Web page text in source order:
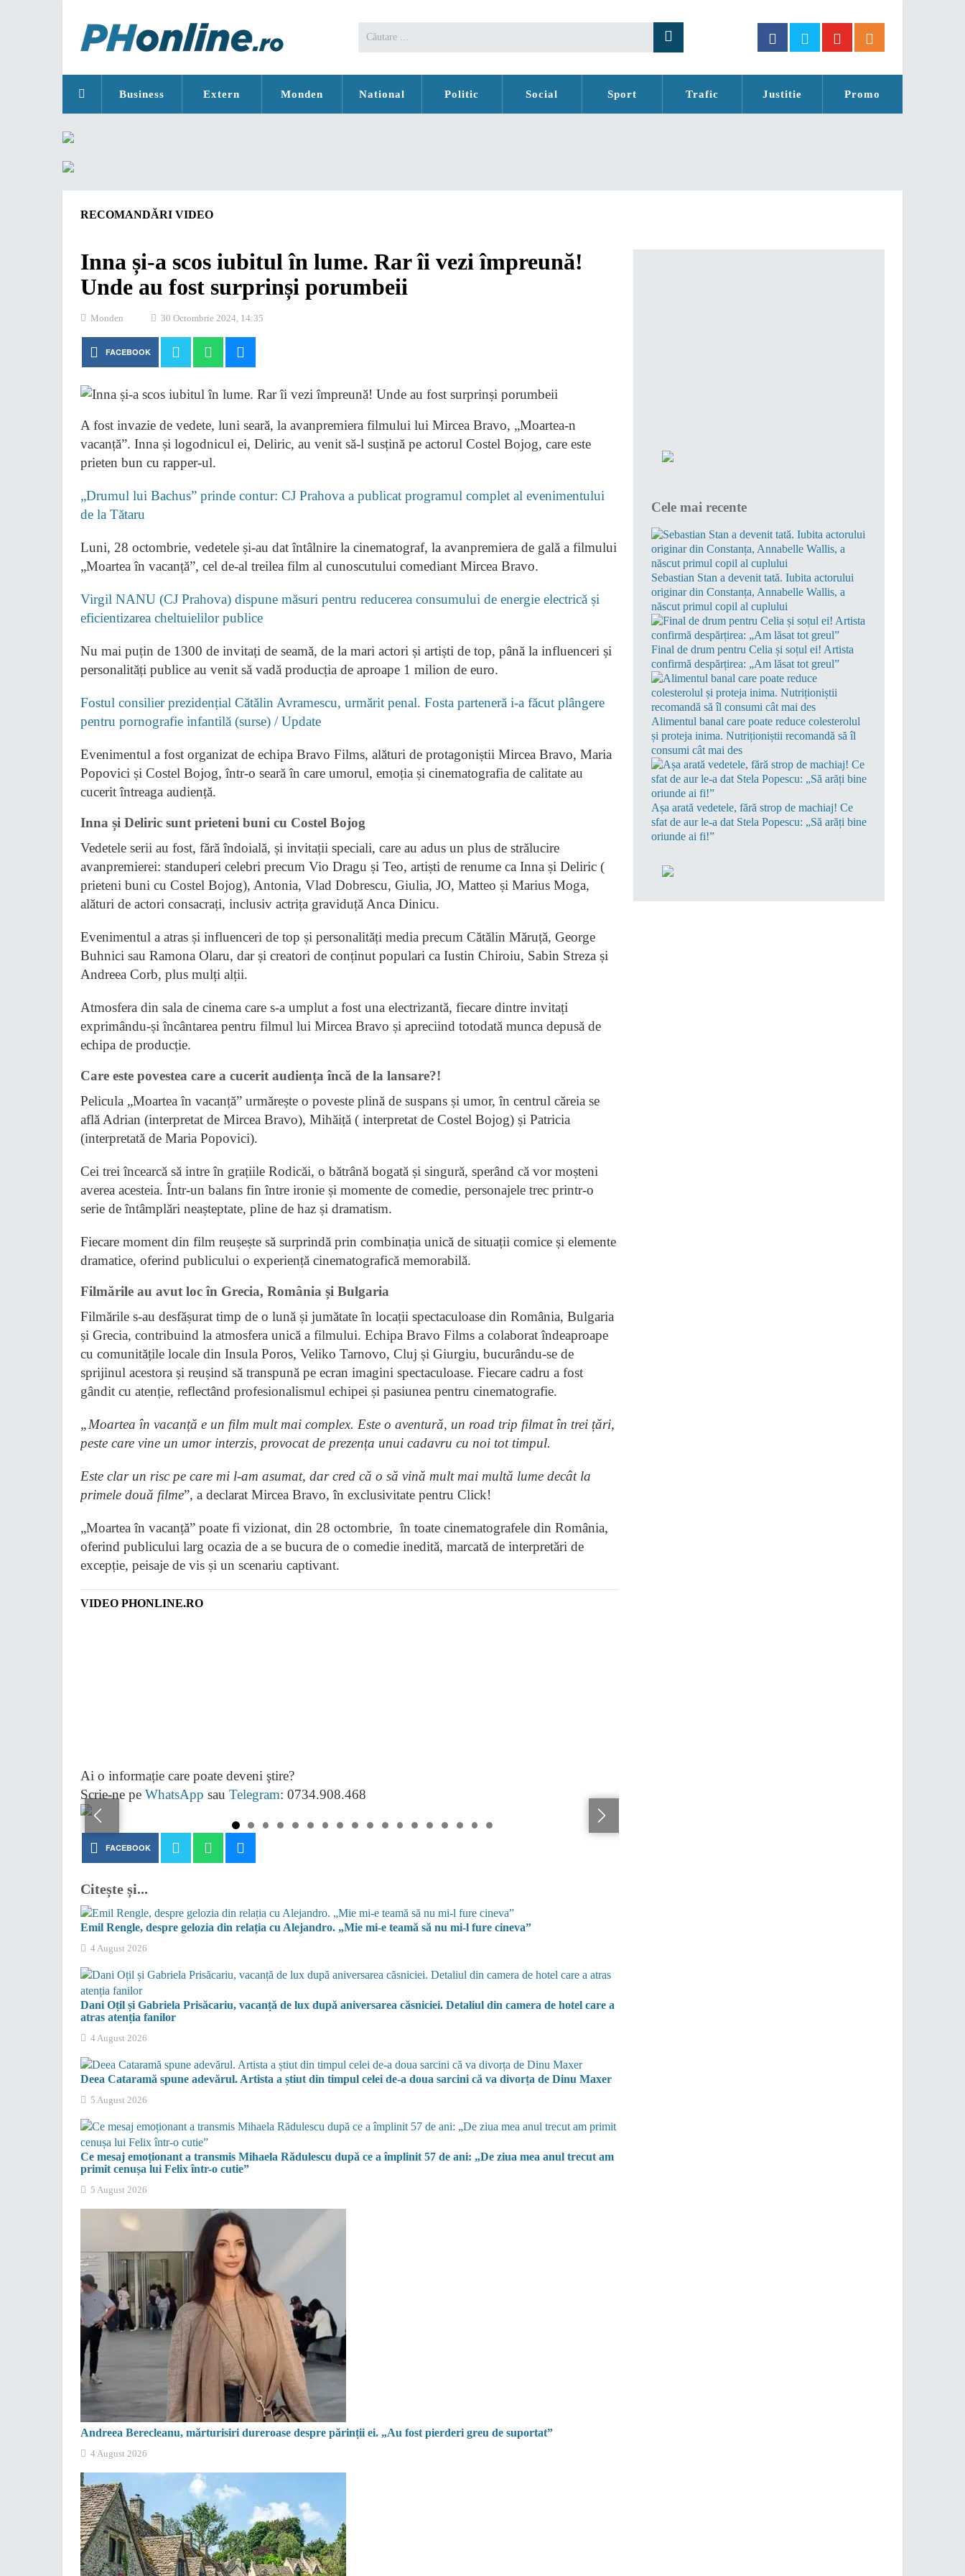
Business Extern Monden National Politic Social Sport Trafic Justitie Promo
RECOMANDĂRI VIDEO
Inna și-a scos iubitul în lume. Rar îi vezi împreună!
Unde au fost surprinși porumbeii
Monden 30 Octombrie 2024, 14:35
FACEBOOK
A fost invazie de vedete, luni seară, la avanpremiera filmului lui Mircea Bravo, „Moartea-n
vacanță”. Inna și logodnicul ei, Deliric, au venit să-l susțină pe actorul Costel Bojog, care este
prieten bun cu rapper-ul.
„Drumul lui Bachus” prinde contur: CJ Prahova a publicat programul complet al evenimentului
de la Tătaru
Luni, 28 octombrie, vedetele și-au dat întâlnire la cinematograf, la avanpremiera de gală a filmului
„Moartea în vacanță”, cel de-al treilea film al cunoscutului comediant Mircea Bravo.
Virgil NANU (CJ Prahova) dispune măsuri pentru reducerea consumului de energie electrică și
eficientizarea cheltuielilor publice
Nu mai puțin de 1300 de invitați de seamă, de la mari actori și artiști de top, până la influenceri și
personalități publice au venit să vadă producția de aproape 1 milion de euro.
Fostul consilier prezidențial Cătălin Avramescu, urmărit penal. Fosta parteneră i-a făcut plângere
pentru pornografie infantilă (surse) / Update
Evenimentul a fost organizat de echipa Bravo Films, alături de protagoniștii Mircea Bravo, Maria
Popovici și Costel Bojog, într-o seară în care umorul, emoția și cinematografia de calitate au
cucerit întreaga audiență.
Inna și Deliric sunt prieteni buni cu Costel Bojog
Vedetele serii au fost, fără îndoială, și invitații speciali, care au adus un plus de strălucire
avanpremierei: standuperi celebri precum Vio Dragu și Teo, artiști de renume ca Inna și Deliric (
prieteni buni cu Costel Bojog), Antonia, Vlad Dobrescu, Giulia, JO, Matteo și Marius Moga,
alături de actori consacrați, inclusiv actrița graviduță Anca Dinicu.
Evenimentul a atras și influenceri de top și personalități media precum Cătălin Măruță, George
Buhnici sau Ramona Olaru, dar și creatori de conținut populari ca Iustin Chiroiu, Sabin Streza și
Andreea Corb, plus mulți alții.
Atmosfera din sala de cinema care s-a umplut a fost una electrizantă, fiecare dintre invitați
exprimându-și încântarea pentru filmul lui Mircea Bravo și apreciind totodată munca depusă de
echipa de producție.
Care este povestea care a cucerit audiența încă de la lansare?!
Pelicula „Moartea în vacanță” urmărește o poveste plină de suspans și umor, în centrul căreia se
află Adrian (interpretat de Mircea Bravo), Mihăiță ( interpretat de Costel Bojog) și Patricia
(interpretată de Maria Popovici).
Cei trei încearcă să intre în grațiile Rodicăi, o bătrână bogată și singură, sperând că vor moșteni
averea acesteia. Într-un balans fin între ironie și momente de comedie, personajele trec printr-o
serie de întâmplări neașteptate, pline de haz și dramatism.
Fiecare moment din film reușește să surprindă prin combinația unică de situații comice și elemente
dramatice, oferind publicului o experiență cinematografică memorabilă.
Filmările au avut loc în Grecia, România și Bulgaria
Filmările s-au desfășurat timp de o lună și jumătate în locații spectaculoase din România, Bulgaria
și Grecia, contribuind la atmosfera unică a filmului. Echipa Bravo Films a colaborat îndeaproape
cu comunitățile locale din Insula Poros, Veliko Tarnovo, Cluj și Giurgiu, bucurându-se de
sprijinul acestora și reușind să transpună pe ecran imagini spectaculoase. Fiecare cadru a fost
gândit cu atenție, reflectând profesionalismul echipei și pasiunea pentru cinematografie.
„Moartea în vacanță e un film mult mai complex. Este o aventură, un road trip filmat în trei țări,
peste care vine un umor interzis, provocat de prezența unui cadavru cu noi tot timpul.
Este clar un risc pe care mi l-am asumat, dar cred că o să vină mult mai multă lume decât la
primele două filme”, a declarat Mircea Bravo, în exclusivitate pentru Click!
„Moartea în vacanță” poate fi vizionat, din 28 octombrie, în toate cinematografele din România,
oferind publicului larg ocazia de a se bucura de o comedie inedită, marcată de interpretări de
excepție, peisaje de vis și un scenariu captivant.
VIDEO PHONLINE.RO
Ai o informație care poate deveni ştire?
Scrie-ne pe WhatsApp sau Telegram: 0734.908.468
FACEBOOK
Citește și...
Emil Rengle, despre gelozia din relația cu Alejandro. „Mie mi-e teamă să nu mi-l fure cineva”
4 August 2026
Dani Oțil și Gabriela Prisăcariu, vacanță de lux după aniversarea căsniciei. Detaliul din camera de hotel care a
atras atenția fanilor
4 August 2026
Deea Cataramă spune adevărul. Artista a știut din timpul celei de-a doua sarcini că va divorța de Dinu Maxer
5 August 2026
Ce mesaj emoționant a transmis Mihaela Rădulescu după ce a împlinit 57 de ani: „De ziua mea anul trecut am
primit cenușa lui Felix într-o cutie”
5 August 2026
Andreea Berecleanu, mărturisiri dureroase despre părinții ei. „Au fost pierderi greu de suportat”
4 August 2026
Cele mai recente
Sebastian Stan a devenit tată. Iubita actorului
originar din Constanța, Annabelle Wallis, a
născut primul copil al cuplului
Final de drum pentru Celia și soțul ei! Artista
confirmă despărțirea: „Am lăsat tot greul”
Alimentul banal care poate reduce colesterolul
și proteja inima. Nutriționiștii recomandă să îl
consumi cât mai des
Așa arată vedetele, fără strop de machiaj! Ce
sfat de aur le-a dat Stela Popescu: „Să arăți bine
oriunde ai fi!”